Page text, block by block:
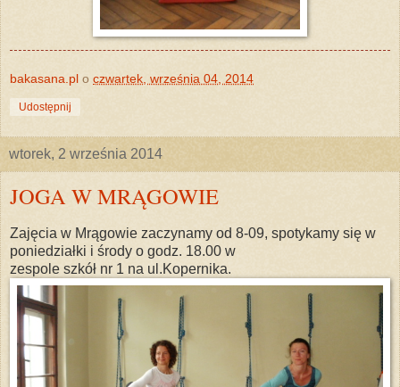
bakasana.pl o czwartek, września 04, 2014
Udostępnij
wtorek, 2 września 2014
JOGA W MRĄGOWIE
Zajęcia w Mrągowie zaczynamy od 8-09, spotykamy się w
poniedziałki i środy o godz. 18.00 w
zespole szkół nr 1 na ul.Kopernika.